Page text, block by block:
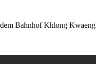
Bahnhof Khlong